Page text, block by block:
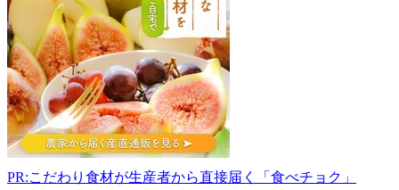
果
樹
園
315-
0058
茨
城
県
か
す
PR:こだわり食材が生産者から直接届く「食べチョク」